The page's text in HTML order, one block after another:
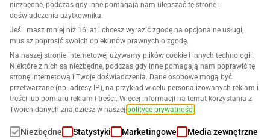
Firma
Wsparcie
Rozwiązania dla Amazon
niezbędne, podczas gdy inne pomagają nam ulepszać tę stronę i
doświadczenia użytkownika.
Jeśli masz mniej niż 16 lat i chcesz wyrazić zgodę na opcjonalne usługi,
musisz poprosić swoich opiekunów prawnych o zgodę.
Na naszej stronie internetowej używamy plików cookie i innych technologii.
Niektóre z nich są niezbędne, podczas gdy inne pomagają nam poprawić tę
stronę internetową i Twoje doświadczenia. Dane osobowe mogą być
przetwarzane (np. adresy IP), na przykład w celu personalizowanych reklam i
treści lub pomiaru reklam i treści. Więcej informacji na temat korzystania z
Twoich danych znajdziesz w naszej polityce prywatności
Niezbędne Statystyki Marketingowe Media zewnętrzne